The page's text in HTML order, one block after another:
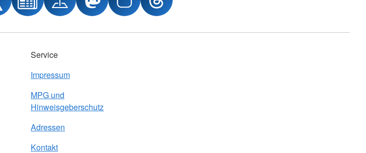
Service
Impressum
MPG und
Hinweisgeberschutz
Adressen
Kontakt